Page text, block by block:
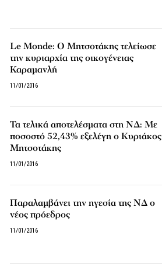
Le Monde: Ο Μητσοτάκης τελείωσε
την κυριαρχία της οικογένειας
Καραμανλή
11/01/2016
Τα τελικά αποτελέσματα στη ΝΔ: Με
ποσοστό 52,43% εξελέγη ο Κυριάκος
Μητσοτάκης
11/01/2016
Παραλαμβάνει την ηγεσία της ΝΔ ο
νέος πρόεδρος
11/01/2016